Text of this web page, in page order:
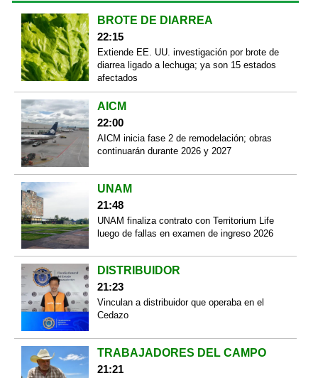
BROTE DE DIARREA
22:15
Extiende EE. UU. investigación por brote de
diarrea ligado a lechuga; ya son 15 estados
afectados
AICM
22:00
AICM inicia fase 2 de remodelación; obras
continuarán durante 2026 y 2027
UNAM
21:48
UNAM finaliza contrato con Territorium Life
luego de fallas en examen de ingreso 2026
DISTRIBUIDOR
21:23
Vinculan a distribuidor que operaba en el
Cedazo
TRABAJADORES DEL CAMPO
21:21